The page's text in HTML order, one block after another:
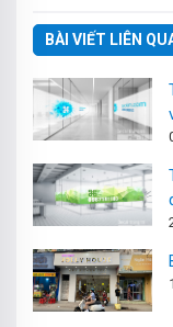
BÀI VIẾT LIÊN